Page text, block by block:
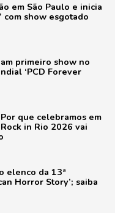
em São Paulo e inicia
com show esgotado
primeiro show no
‘PCD Forever
que celebramos em
in Rio 2026 vai
elenco da 13ª
Horror Story’; saiba